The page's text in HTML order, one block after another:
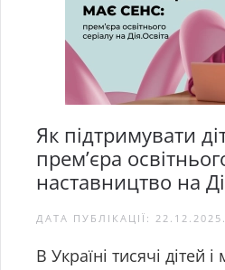
Як підтримувати
прем’єра
наставництво на
ДАТА ПУБЛІКАЦІЇ: 22.12.2025
В Україні тисячі дітей